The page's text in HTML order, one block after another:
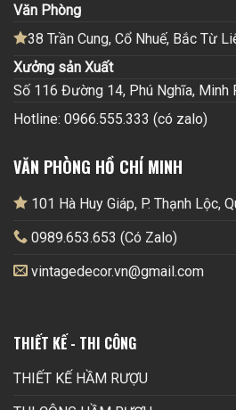
Văn Phòng
38 Trần Cung, Cổ Nhuế, Bắc Từ
Xưởng sản Xuất
Số 116 Đường 14, Phú Nghĩa, Minh
Hotline: 0966.555.333 (có zalo)
VĂN PHÒNG HỒ CHÍ MINH
101 Hà Huy Giáp, P. Thạnh Lộc,
0989.653.653 (Có Zalo)
vintagedecor.vn@gmail.com
THIẾT KẾ - THI CÔNG
THIẾT KẾ HẦM RƯỢU